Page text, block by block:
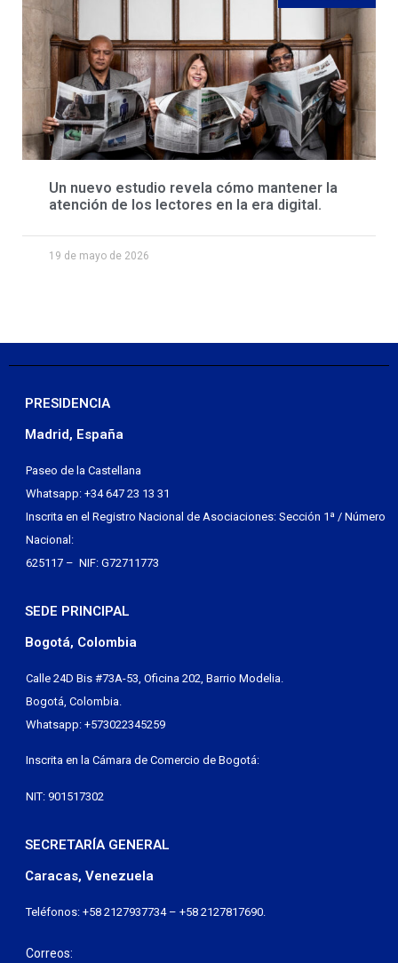
Un nuevo estudio revela cómo mantener la
atención de los lectores en la era digital.
19 de mayo de 2026
PRESIDENCIA
Madrid, España
Paseo de la Castellana
Whatsapp: +34 647 23 13 31
Inscrita en el Registro Nacional de Asociaciones: Sección 1ª / Número
Nacional:
625117 – NIF: G72711773
SEDE PRINCIPAL
Bogotá, Colombia
Calle 24D Bis #73A-53, Oficina 202, Barrio Modelia.
Bogotá, Colombia.
Whatsapp: +573022345259
Inscrita en la Cámara de Comercio de Bogotá:
NIT: 901517302
SECRETARÍA GENERAL
Caracas, Venezuela
Teléfonos: +58 2127937734 – +58 2127817690.
Correos: